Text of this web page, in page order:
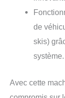
de
skis)
système.
Avec cette